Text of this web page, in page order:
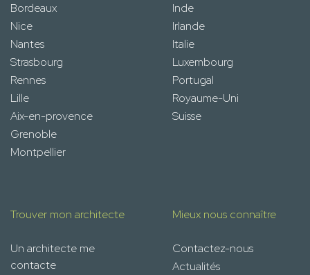
Bordeaux
Nice
Nantes
Strasbourg
Rennes
Lille
Aix-en-provence
Grenoble
Montpellier
Inde
Irlande
Italie
Luxembourg
Portugal
Royaume-Uni
Suisse
Trouver mon architecte
Un architecte me
contacte
Mieux nous connaître
Contactez-nous
Actualités